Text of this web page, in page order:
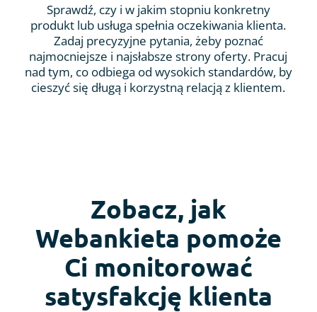
Sprawdź, czy i w jakim stopniu konkretny
produkt lub usługa spełnia oczekiwania klienta.
Zadaj precyzyjne pytania, żeby poznać
najmocniejsze i najsłabsze strony oferty. Pracuj
nad tym, co odbiega od wysokich standardów, by
cieszyć się długą i korzystną relacją z klientem.
Zobacz, jak
Webankieta pomoże
Ci monitorować
satysfakcję klienta